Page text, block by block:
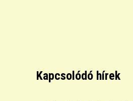
Kapcsolódó hírek